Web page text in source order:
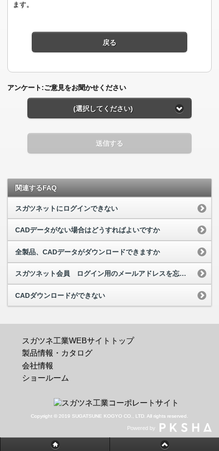
ます。
戻る
アンケート:ご意見をお聞かせください
(選択してください)
送信する
関連するFAQ
スガツネットにログインできない
CADデータがない場合はどうすればよいですか
全製品、CADデータがダウンロードできますか
スガツネット会員 ログイン用のメールアドレスを忘れてしまった
CADダウンロードができない
スガツネ工業WEBサイトトップ
製品情報・カタログ
会社情報
ショールーム
Copyright © 2019 SUGATSUNE KOGYO CO., LTD. All rights reserved.
Powered by